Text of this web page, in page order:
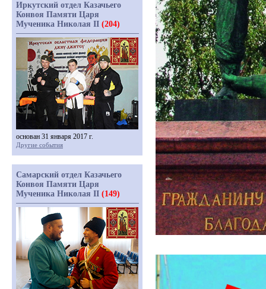
Иркутский отдел Казачьего
Конвоя Памяти Царя
Мученика Николая II (204)
основан 31 января 2017 г.
Другие события
Самарский отдел Казачьего
Конвоя Памяти Царя
Мученика Николая II (149)